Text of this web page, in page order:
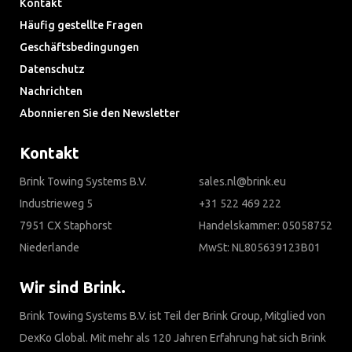
Kontakt
Häufig gestellte Fragen
Geschäftsbedingungen
Datenschutz
Nachrichten
Abonnieren Sie den Newsletter
Kontakt
Brink Towing Systems B.V.
Industrieweg 5
7951 CX Staphorst
Niederlande
sales.nl@brink.eu
+31 522 469 222
Handelskammer: 05058752
MwSt: NL805639123B01
Wir sind Brink.
Brink Towing Systems B.V. ist Teil der Brink Group, Mitglied von
DexKo Global. Mit mehr als 120 Jahren Erfahrung hat sich Brink